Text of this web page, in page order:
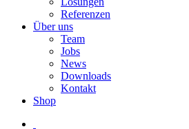
Referenzen
Über uns
Team
Jobs
News
Downloads
Kontakt
Shop